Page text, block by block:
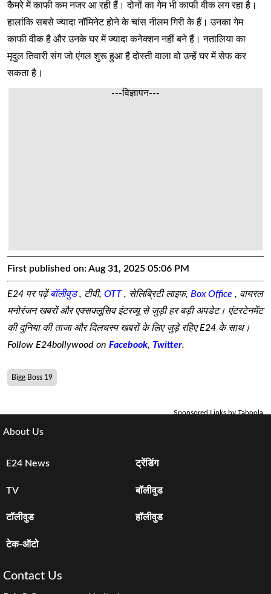
कैमरे में काफी कम नजर आ रही हैं। दोनों का गेम भी काफी वीक लग रहा है।
हालांकि सबसे ज्यादा नॉमिनेट होने के चांस नीलम गिरी के हैं। उनका गेम
काफी वीक है और उनके घर में ज्यादा कनेक्शन नहीं बने हैं। नतालिया का
मृदुल तिवारी संग जो एंगल शुरू हुआ है दोस्ती वाला वो उन्हें घर में सेफ कर
सकता है।
---विज्ञापन---
First published on: Aug 31, 2025 05:06 PM
E24 पर पढ़ेंबॉलीवुड, टीवी, OTT, सेलिब्रिटी लाइफ, Box Office , वायरल
मनोरंजन खबरों और एक्सक्लूसिव इंटरव्यू से जुड़ी हर बड़ी अपडेट। एंटरटेनमेंट
की दुनिया की ताजा और दिलचस्प खबरों के लिए जुड़े रहिए E24 के साथ।
Follow E24bollywood on Facebook, Twitter.
Bigg Boss 19
Sponsored Links by Taboola
About Us
E24 News ट्रेंडिंग
TV बॉलीवुड
टॉलीवुड हॉलीवुड
टेक-ऑटो
Contact Us